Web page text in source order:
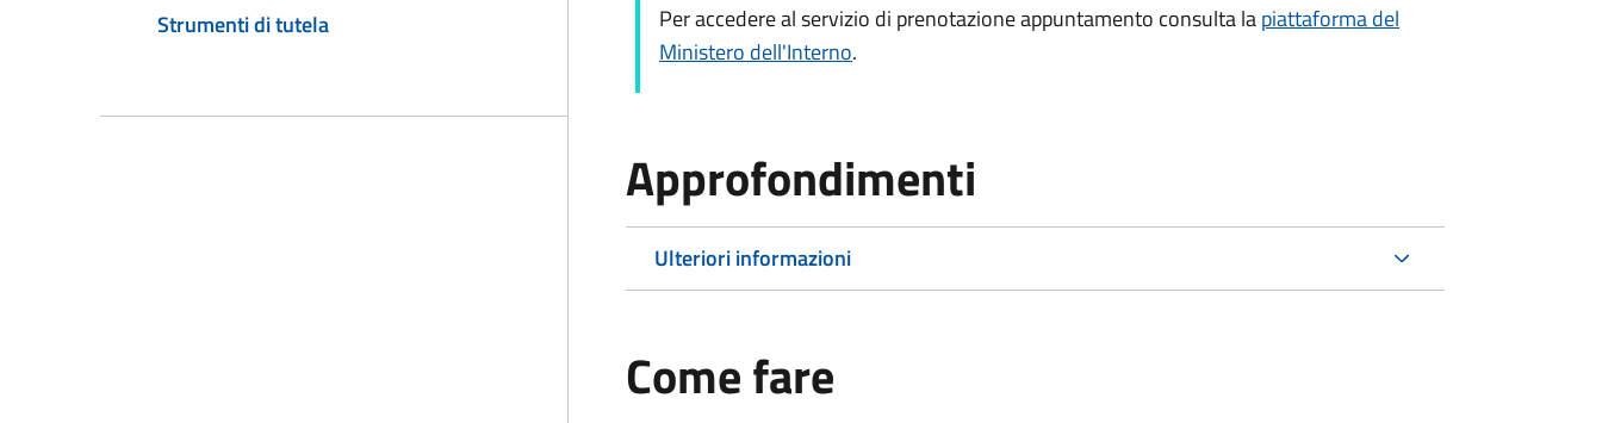
Strumenti di tutela
Per accedere al servizio di prenotazione appuntamento consulta lapiattaforma del
Ministero dell'Interno.
Approfondimenti
Ulteriori informazioni
Come fare